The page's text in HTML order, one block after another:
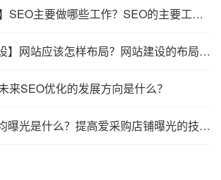
【独山子SEO】SEO主要做哪些工作？SEO的主要工作介绍
【玛曲网站建设】网站应该怎样布局？网站建设的布局是怎样的？
来SEO优化的发展方向是什么？
爱采购店铺日均曝光是什么？提高爱采购店铺曝光的技巧！